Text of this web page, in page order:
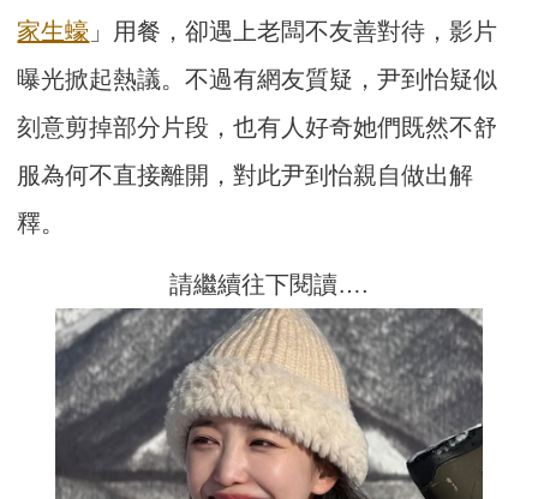
家生蠔 」用餐，卻遇上老闆不友善對待，影片
曝光掀起熱議。不過有網友質疑，尹到怡疑似
刻意剪掉部分片段，也有人好奇她們既然不舒
服為何不直接離開，對此尹到怡親自做出解
釋。
請繼續往下閱讀….